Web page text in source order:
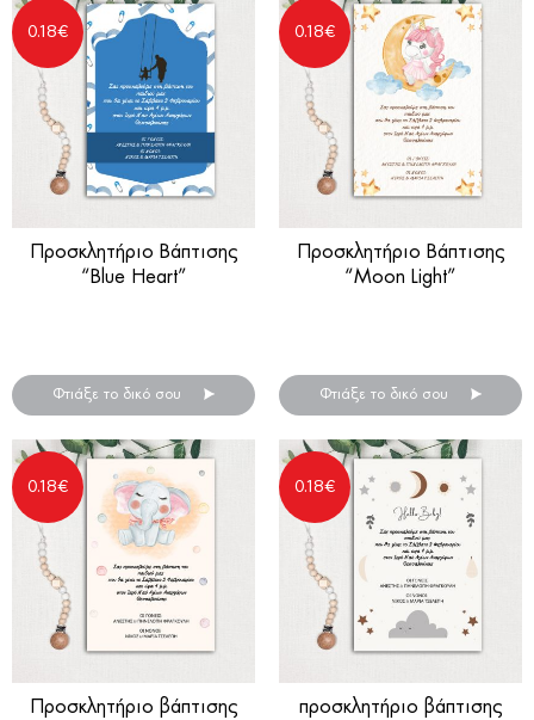
Προσκλητήριο Βάπτισης
“Blue Heart”
0.18€
Φτιάξε το δικό σου
Προσκλητήριο Βάπτισης
“Moon Light”
0.18€
Φτιάξε το δικό σου
Προσκλητήριο βάπτισης
0.18€
προσκλητήριο βάπτισης
0.18€